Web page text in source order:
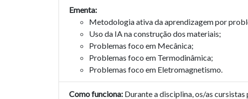
Ementa:
Metodologia ativa da aprendizagem por
Uso da IA na construção dos materiais;
Problemas foco em Mecânica;
Problemas foco em Termodinâmica;
Problemas foco em Eletromagnetismo.
Como funciona: Durante a disciplina, os/as